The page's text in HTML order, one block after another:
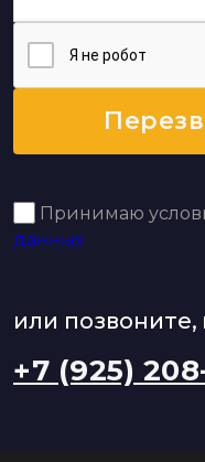
Я нe poбoт
Принимаю
данных
или позвоните,
+7 (925)